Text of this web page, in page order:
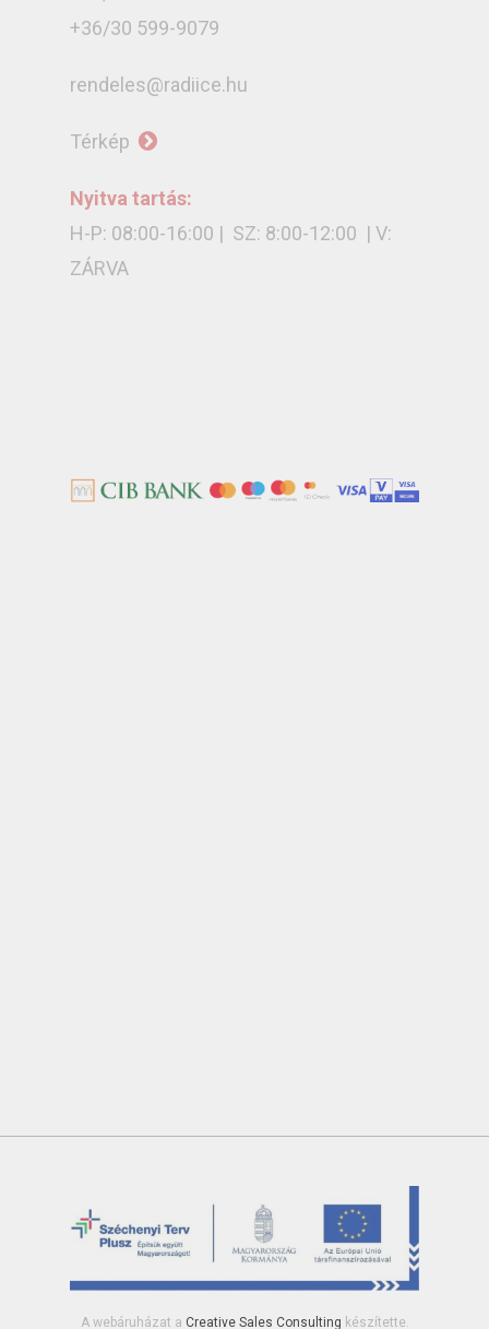
+36/30 599-9079
rendeles@radiice.hu
Térkép
Nyitva tartás:
H-P: 08:00-16:00 | SZ: 8:00-12:00 | V:
ZÁRVA
A webáruházat a Creative Sales Consulting készítette.